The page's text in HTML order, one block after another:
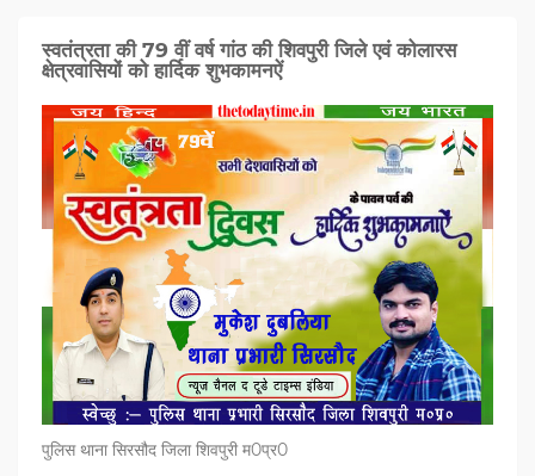
स्वतंत्रता की 79 वीं वर्ष गांठ की शिवपुरी जिले एवं कोलारस
क्षेत्रवासियों को हार्दिक शुभकामनऐं
पुलिस थाना सिरसौद जिला शिवपुरी म0प्र0